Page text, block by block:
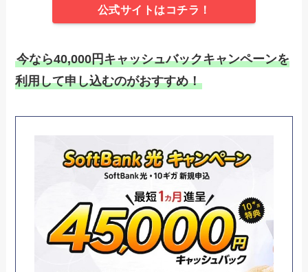
公式サイトはコチラ！
今なら40,000円キャッシュバックキャンペーンを
利用して申し込むのがおすすめ！